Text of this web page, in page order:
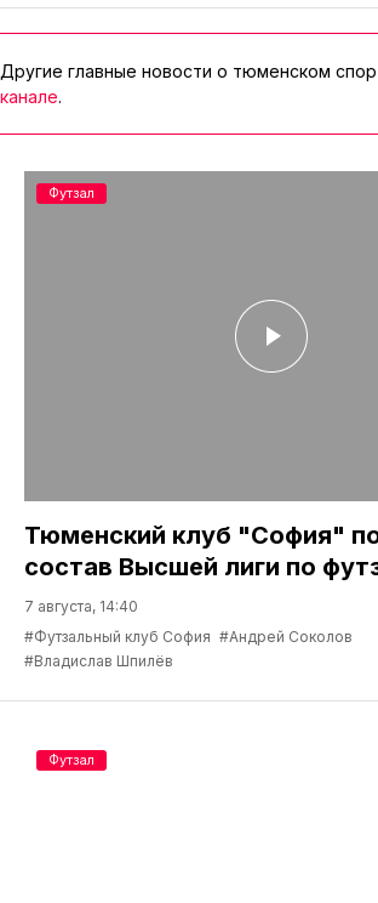
Другие главные новости о тюменском
канале.
Тюменский клуб "София"
состав Высшей лиги по
7 августа, 14:40
#Футзальный клуб София #Андрей Соколов
#Владислав Шпилёв
Футзал
Футзал